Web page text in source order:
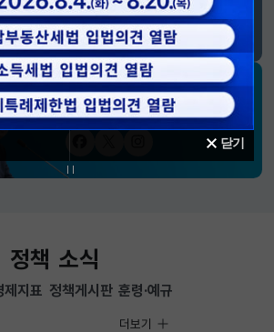
닫기
블로그페이스북트위터(X)유튜브인스타그램
하는 경제 리더 구윤철 장관의
SNS 채널
정책 소식
입법·행정예고
더보기
제지표 정책게시판 훈령·예규